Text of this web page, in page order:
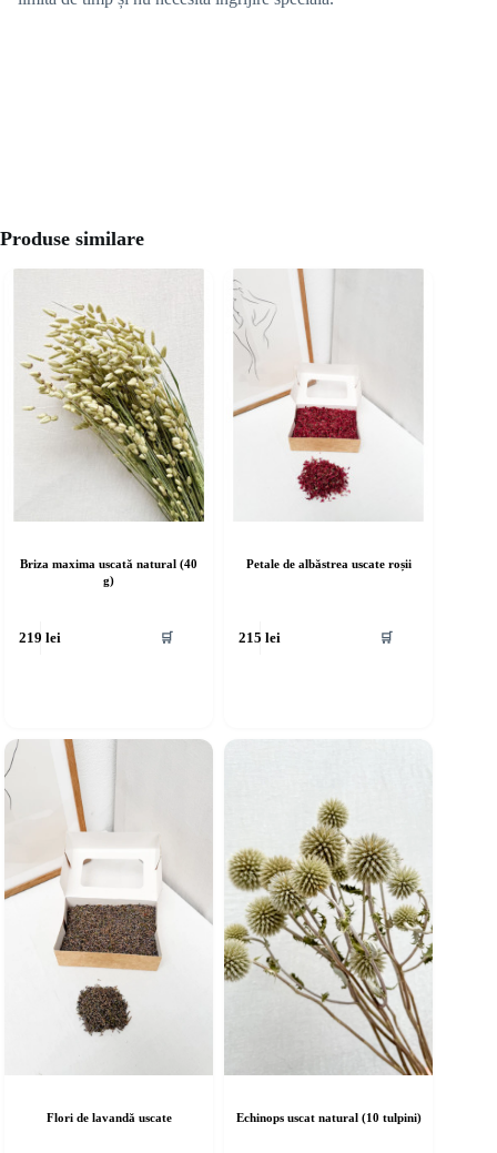
Produse similare
Briza maxima uscată natural (40
g)
219lei 🛒
Petale de albăstrea uscate roșii
215lei 🛒
Flori de lavandă uscate Echinops uscat natural (10 tulpini)